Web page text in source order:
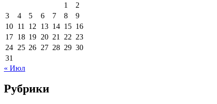
1
2
3
4 5 6 7 8
9
10 11 12 13 14 15 16
17 18 19 20 21 22 23
24 25 26 27 28 29 30
31
« Июл
Рубрики